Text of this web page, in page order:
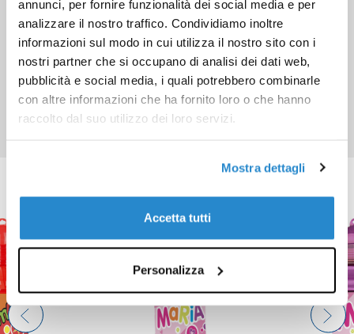
annunci, per fornire funzionalità dei social media e per
analizzare il nostro traffico. Condividiamo inoltre
informazioni sul modo in cui utilizza il nostro sito con i
nostri partner che si occupano di analisi dei dati web,
pubblicità e social media, i quali potrebbero combinarle
con altre informazioni che ha fornito loro o che hanno
raccolto dal suo utilizzo dei loro servizi.
Mostra dettagli
Accetta tutti
Personalizza